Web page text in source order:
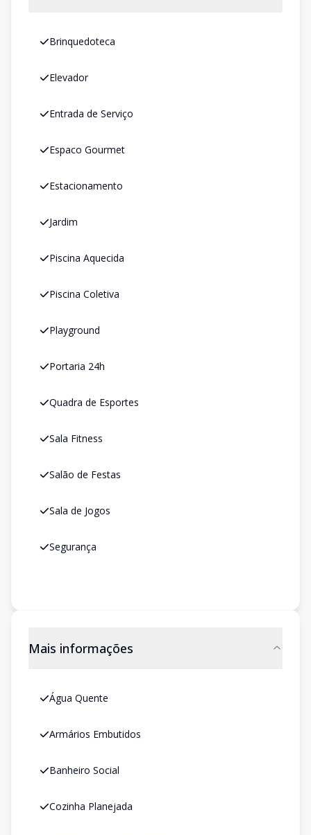
Brinquedoteca
Elevador
Entrada de Serviço
Espaco Gourmet
Estacionamento
Jardim
Piscina Aquecida
Piscina Coletiva
Playground
Portaria 24h
Quadra de Esportes
Sala Fitness
Salão de Festas
Sala de Jogos
Segurança
Mais informações
Água Quente
Armários Embutidos
Banheiro Social
Cozinha Planejada